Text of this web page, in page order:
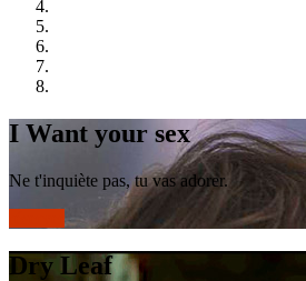
I Want your sex
Ne t'inquiète pas, tu vas adorer.
Dry Leaf